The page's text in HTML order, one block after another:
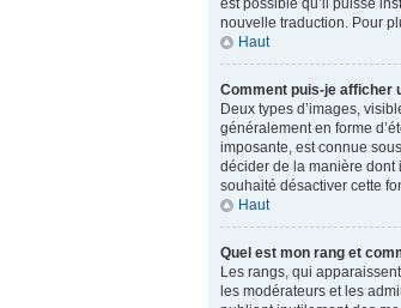
est possible qu’il puisse
nouvelle traduction. Pour
Haut
Comment puis-je afficher
Deux types d’images,
généralement en forme
imposante, est connue
décider de la manière dont
souhaité désactiver cette
Haut
Quel est mon rang et
Les rangs, qui
les modérateurs et les